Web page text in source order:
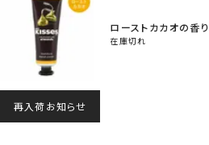
ローストカカオの香り
在庫切れ
再入荷お知らせ